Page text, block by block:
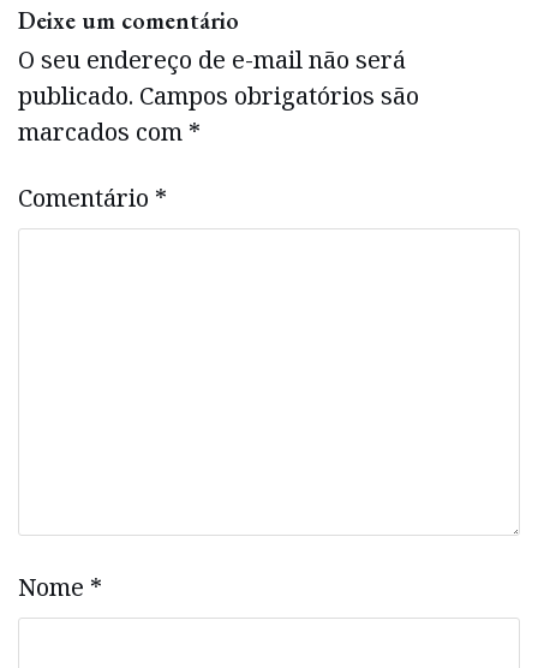
Deixe um comentário
O seu endereço de e-mail não será
publicado. Campos obrigatórios são
marcados com *
Comentário *
Nome *